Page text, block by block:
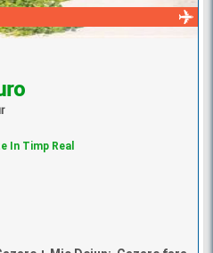
In Timp Real